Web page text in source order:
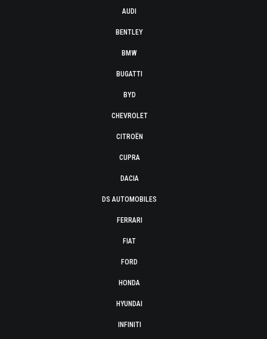
AUDI
BENTLEY
BMW
BUGATTI
BYD
CHEVROLET
CITROËN
CUPRA
DACIA
DS AUTOMOBILES
FERRARI
FIAT
FORD
HONDA
HYUNDAI
INFINITI